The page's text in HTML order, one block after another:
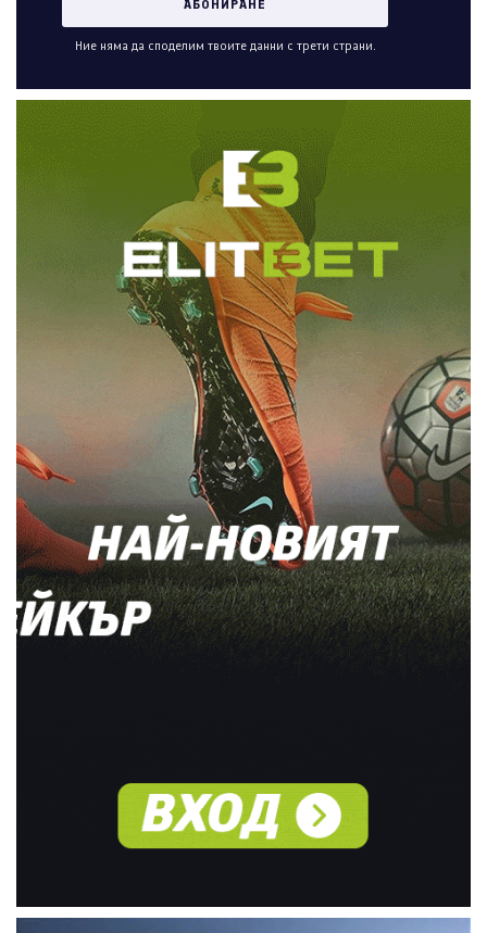
Ние няма да споделим твоите данни с трети страни.